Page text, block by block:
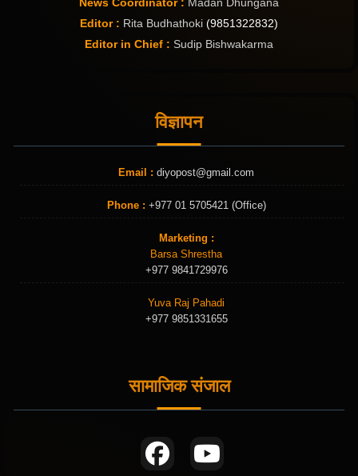
Editor : Rita Budhathoki (9851322832)
Editor in Chief : Sudip Bishwakarma
विज्ञापन
Email : diyopost@gmail.com
Phone : +977 01 5705421 (Office)
Marketing :
Barsa Shrestha
+977 9841729976
Yuva Raj Pahadi
+977 9851331655
सामाजिक संजाल